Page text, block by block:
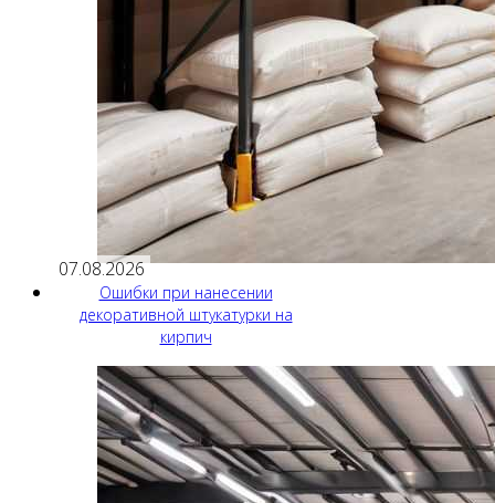
07.08.2026
Ошибки при нанесении
декоративной штукатурки на
кирпич